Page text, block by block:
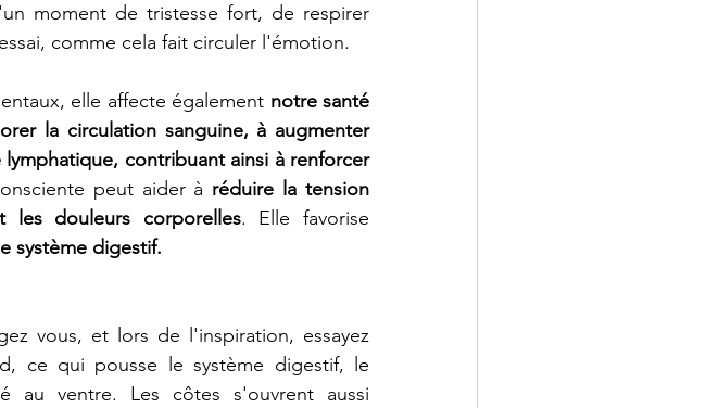
moment de tristesse fort, de respirer
comme cela fait circuler l'émotion.
elle affecte également notre santé
la circulation sanguine, à augmenter
contribuant ainsi à renforcer
peut aider à réduire la tension
douleurs corporelles. Elle favorise
système digestif.
vous, et lors de l'inspiration, essayez
ce qui pousse le système digestif, le
au ventre. Les côtes s'ouvrent aussi